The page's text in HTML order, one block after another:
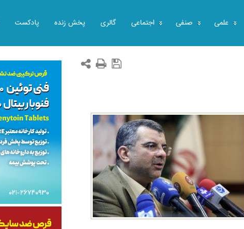
علمی صنفی اجتماعی گالری پخش زنده پادکست